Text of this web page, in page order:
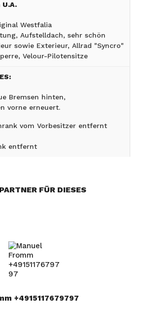
U.A.
Westfalia
Aufstelldach, sehr schön
sowie Exterieur, Allrad "Syncro"
Velour-Pilotensitze
Bremsen hinten,
vorne erneuert.
vom Vorbesitzer entfernt
entfernt
FÜR DIESES
+4915117679797